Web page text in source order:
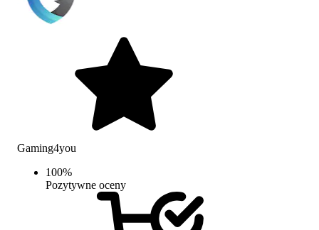
Gaming4you
100%
Pozytywne oceny